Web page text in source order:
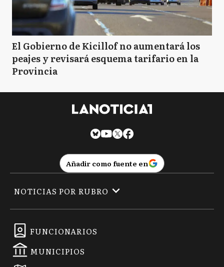
El Gobierno de Kicillof no aumentará los
peajes y revisará esquema tarifario en la
Provincia
Añadir como fuente en
FUNCIONARIOS
MUNICIPIOS
NOTICIAS POR RUBRO